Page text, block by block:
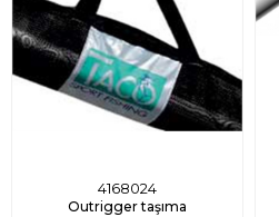
4168024
Outrigger taşıma